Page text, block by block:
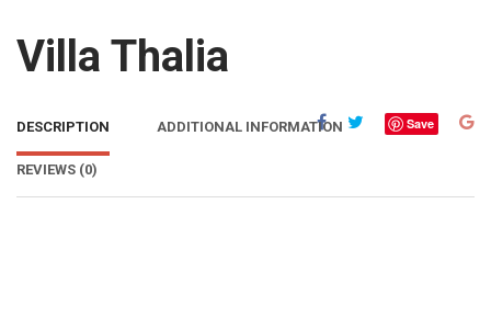
Villa Thalia
Save
DESCRIPTION ADDITIONAL INFORMATION
REVIEWS (0)